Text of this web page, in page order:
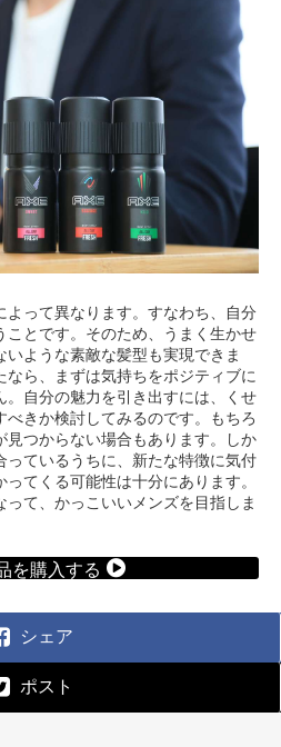
よって異なります。すなわち、自分
ことです。そのため、うまく生かせ
ような素敵な髪型も実現できま
ら、まずは気持ちをポジティブに
。自分の魅力を引き出すには、くせ
きか検討してみるのです。もちろ
見つからない場合もあります。しか
っているうちに、新たな特徴に気付
てくる可能性は十分にあります。
って、かっこいいメンズを目指しま
を購入する
シェア
ポスト